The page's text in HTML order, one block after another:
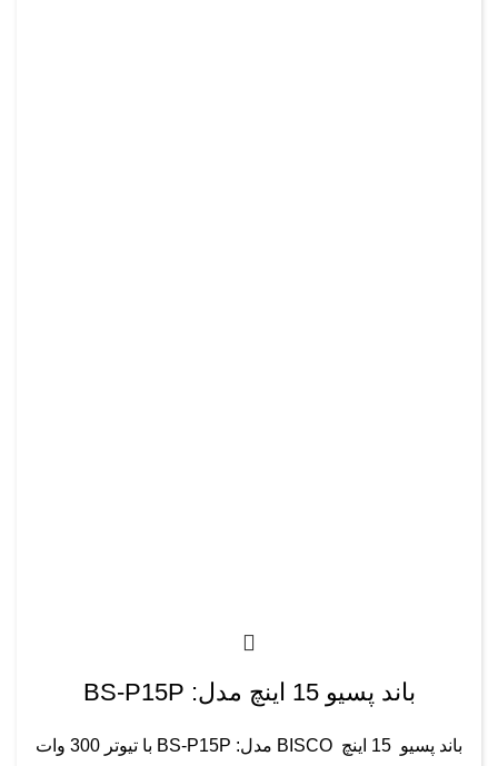
باند پسیو 15 اینچ مدل: BS-P15P
باند پسیو 15 اینچ BISCO مدل: BS-P15P با تیوتر 300 وات